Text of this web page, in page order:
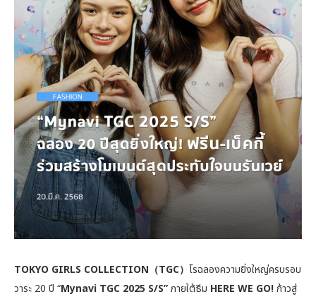
TOKYO GIRLS COLLECTION（TGC） โรฉลองความยิ่งใหญ่ครบรอบ
วาระ 20 ปี “Mynavi TGC 2025 S/S”ภายใต้ธีม HERE WE GO!ก้าวสู่